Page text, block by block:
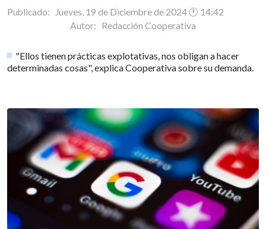
Publicado: Jueves, 19 de Diciembre de 2024 🕐 14:42
Autor: Redacción Cooperativa
"Ellos tienen prácticas explotativas, nos obligan a hacer
determinadas cosas", explica Cooperativa sobre su demanda.